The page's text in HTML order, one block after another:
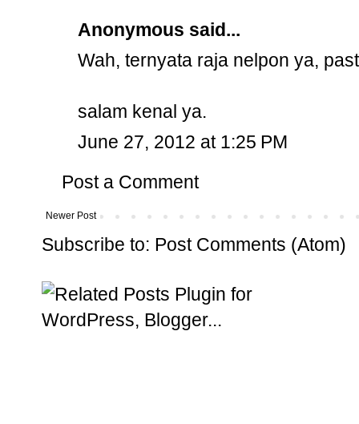
Anonymous said...
Wah, ternyata raja nelpon ya,
salam kenal ya.
June 27, 2012 at 1:25 PM
Post a Comment
Newer Post
Subscribe to: Post Comments (Atom)